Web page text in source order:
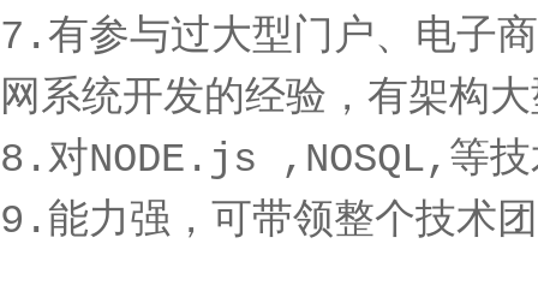
7.有参与过大型门户、电子商
网系统开发的经验，有架构
8.对NODE.js ,NOSQL,等
9.能力强，可带领整个技术